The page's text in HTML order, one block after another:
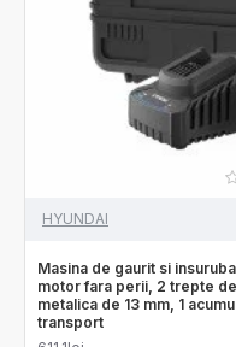
HYUNDAI
Masina de gaurit si
motor fara perii, 2 trepte
metalica de 13 mm, 1
transport